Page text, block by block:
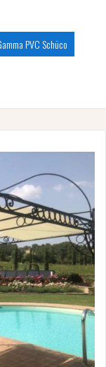
PVC Schüco